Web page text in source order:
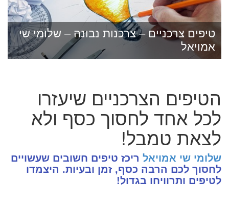
טיפים צרכניים – צרכנות נבונה – שלומי שי
אמויאל
הטיפים הצרכניים שיעזרו
לכל אחד לחסוך כסף ולא
לצאת טמבל!
שלומי שי אמויאל ריכז טיפים חשובים שעשויים
לחסוך לכם הרבה כסף, זמן ובעיות. היצמדו
לטיפים ותרוויחו בגדול!